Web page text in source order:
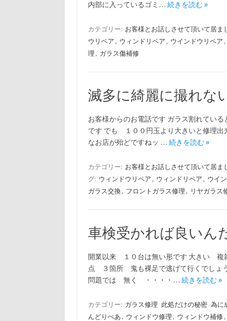
内部に入っているゴミ… 続きを読む »
カテゴリー: お客様とお話しさせて頂いて居ま
ウリペア , ウィンドリペア , ウインドウリペア ,
理 , ガラス傷補修
滅多に綺麗に撮れな
お客様からのお電話です ガラス割れてい
です でも １００円玉より大きいと修理
なお店が殆どですねッ … 続きを読む »
カテゴリー: お客様とお話しさせて頂いて居ま
グ: ウィンドウリペア , ウィンドリペア , ウイ
ガラス交換, フロントガラス修理 , リヤガラス
車検受かれば良いん
開業以来 １０台は無い形です 大きい
点 ３箇所 鬼も裸足で逃げて行くでし
問題では 無く ・・・・… 続きを読む »
カテゴリー: ガラス修理 此処だけの秘密 為に
んどりぺあ , ウィンドウ修理 , ウィンドウ補修,